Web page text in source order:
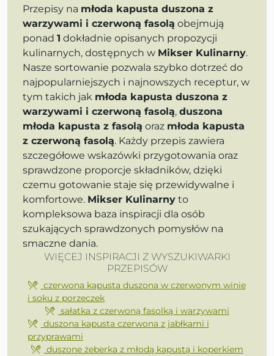
Przepisy na młoda kapusta duszona z
warzywami i czerwoną fasolą obejmują
ponad 1 dokładnie opisanych propozycji
kulinarnych, dostępnych w Mikser Kulinarny.
Nasze sortowanie pozwala szybko dotrzeć do
najpopularniejszych i najnowszych receptur, w
tym takich jak młoda kapusta duszona z
warzywami i czerwoną fasolą, duszona
młoda kapusta z fasolą oraz młoda kapusta
z czerwoną fasolą. Każdy przepis zawiera
szczegółowe wskazówki przygotowania oraz
sprawdzone proporcje składników, dzięki
czemu gotowanie staje się przewidywalne i
komfortowe. Mikser Kulinarny to
kompleksowa baza inspiracji dla osób
szukających sprawdzonych pomysłów na
smaczne dania.
WIĘCEJ INSPIRACJI Z WYSZUKIWARKI
PRZEPISÓW
czerwona kapusta duszona w czerwonym winie
i soku z porzeczek
sałatka z czerwoną fasolką i warzywami
duszona kapusta czerwona z jabłkami i
przyprawami
duszone żeberka z młodą kapustą i koperkiem